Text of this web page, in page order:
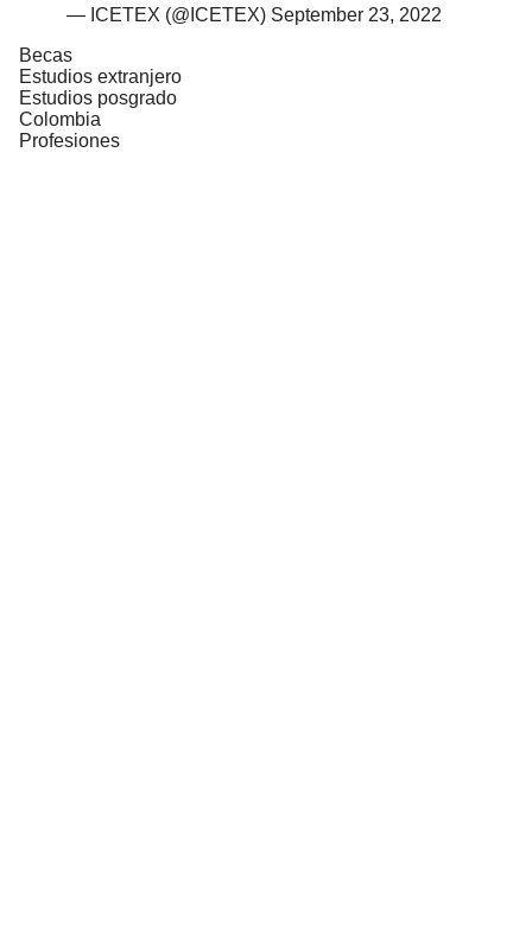
— ICETEX (@ICETEX) September 23, 2022
Becas
Estudios extranjero
Estudios posgrado
Colombia
Profesiones